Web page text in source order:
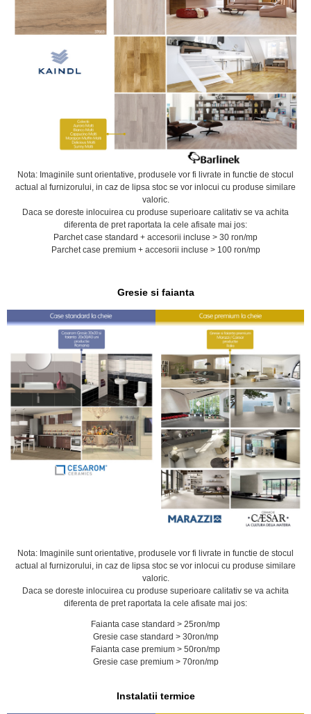
Nota: Imaginile sunt orientative, produsele vor fi livrate in functie de stocul
actual al furnizorului, in caz de lipsa stoc se vor inlocui cu produse similare
valoric.
Daca se doreste inlocuirea cu produse superioare calitativ se va achita
diferenta de pret raportata la cele afisate mai jos:
Parchet case standard + accesorii incluse > 30 ron/mp
Parchet case premium + accesorii incluse > 100 ron/mp
Gresie si faianta
Nota: Imaginile sunt orientative, produsele vor fi livrate in functie de stocul
actual al furnizorului, in caz de lipsa stoc se vor inlocui cu produse similare
valoric.
Daca se doreste inlocuirea cu produse superioare calitativ se va achita
diferenta de pret raportata la cele afisate mai jos:
Faianta case standard > 25ron/mp
Gresie case standard > 30ron/mp
Faianta case premium > 50ron/mp
Gresie case premium > 70ron/mp
Instalatii termice